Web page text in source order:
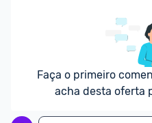
Faça o primeiro
acha desta oferta